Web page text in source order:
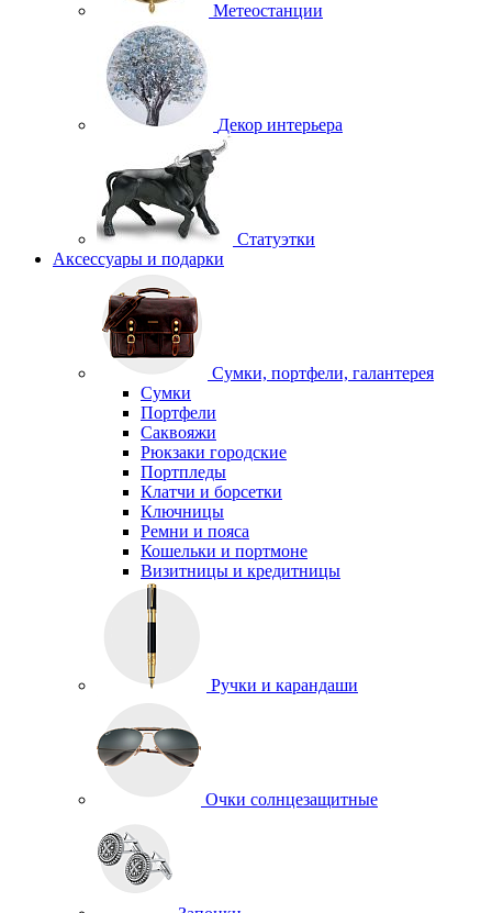
Метеостанции
Декор интерьера
Статуэтки
Аксессуары и подарки
Сумки, портфели, галантерея
Сумки
Портфели
Саквояжи
Рюкзаки городские
Портпледы
Клатчи и борсетки
Ключницы
Ремни и пояса
Кошельки и портмоне
Визитницы и кредитницы
Ручки и карандаши
Очки солнцезащитные